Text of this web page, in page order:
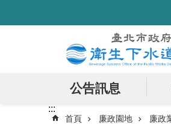
公告訊息
:::
首頁 廉政園地 廉政